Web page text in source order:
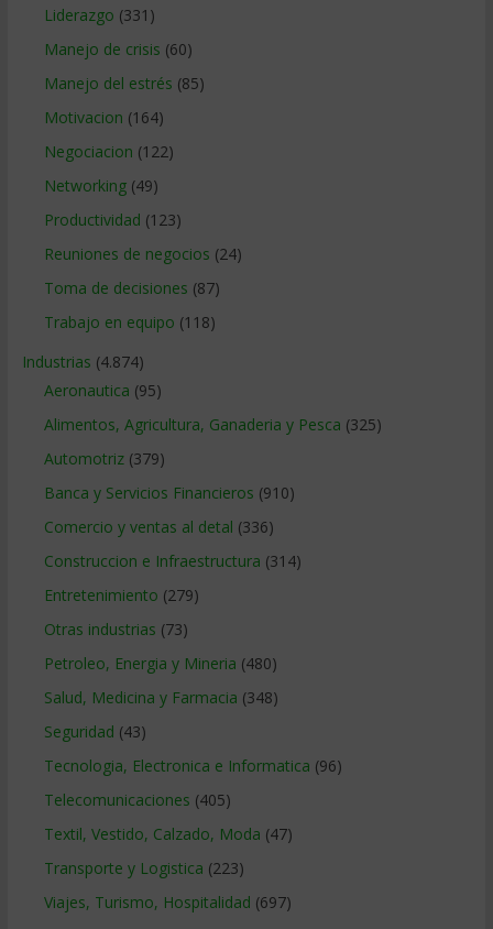
Liderazgo (331)
Manejo de crisis (60)
Manejo del estrés (85)
Motivacion (164)
Negociacion (122)
Networking(49)
Productividad (123)
Reuniones de negocios (24)
Toma de decisiones (87)
Trabajo en equipo (118)
Industrias (4.874)
Aeronautica (95)
Alimentos, Agricultura, Ganaderia y Pesca (325)
Automotriz(379)
Banca y Servicios Financieros (910)
Comercio y ventas al detal (336)
Construccion e Infraestructura (314)
Entretenimiento (279)
Otras industrias (73)
Petroleo, Energia y Mineria (480)
Salud, Medicina y Farmacia (348)
Seguridad (43)
Tecnologia, Electronica e Informatica (96)
Telecomunicaciones (405)
Textil, Vestido, Calzado, Moda (47)
Transporte y Logistica (223)
Viajes, Turismo, Hospitalidad (697)